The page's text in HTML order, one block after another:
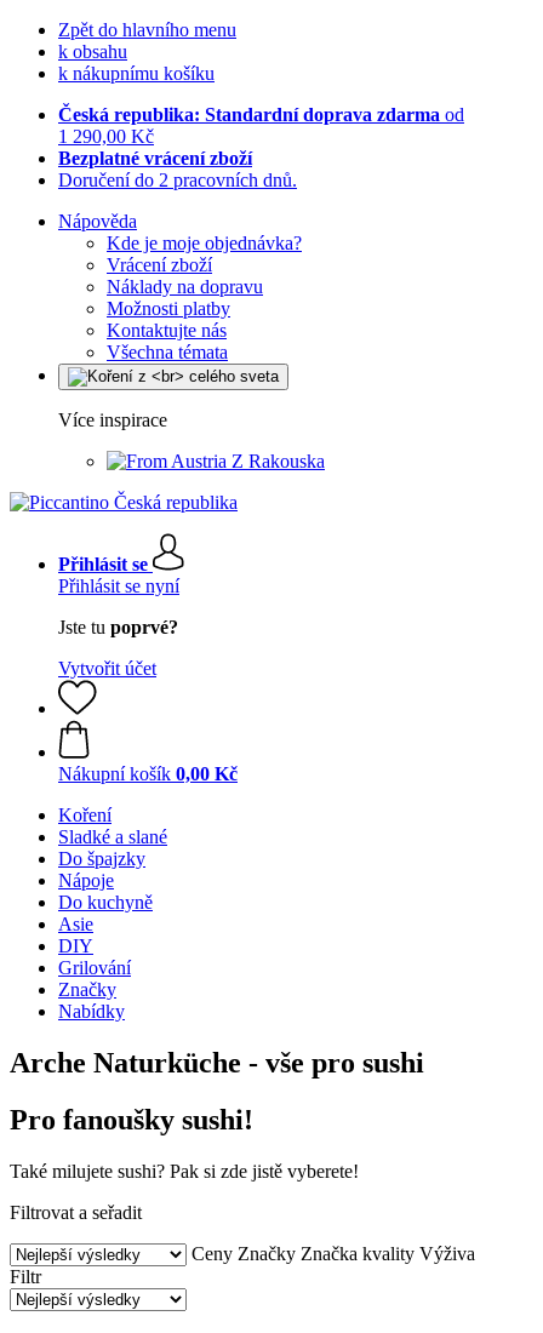
Zpět do hlavního menu
k obsahu
k nákupnímu košíku
Česká republika: Standardní doprava zdarma od
1 290,00 Kč
Bezplatné vrácení zboží
Doručení do 2 pracovních dnů.
Nápověda
Kde je moje objednávka?
Vrácení zboží
Náklady na dopravu
Možnosti platby
Kontaktujte nás
Všechna témata
Více inspirace
Z Rakouska
Přihlásit se
Přihlásit se nyní
Jste tu poprvé?
Vytvořit účet
Nákupní košík 0,00 Kč
Koření
Sladké a slané
Do špajzky
Nápoje
Do kuchyně
Asie
DIY
Grilování
Značky
Nabídky
Arche Naturküche - vše pro sushi
Pro fanoušky sushi!
Také milujete sushi? Pak si zde jistě vyberete!
Filtrovat a seřadit
Ceny Značky Značka kvality Výživa
Filtr